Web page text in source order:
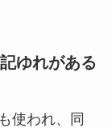
ゆれがある
使われ、同